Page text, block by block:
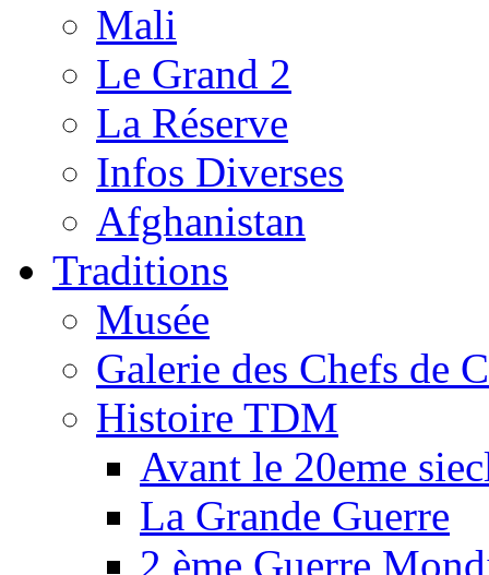
Mali
Le Grand 2
La Réserve
Infos Diverses
Afghanistan
Traditions
Musée
Galerie des Chefs de
Histoire TDM
Avant le 20eme
La Grande Guerre
2 ème Guerre